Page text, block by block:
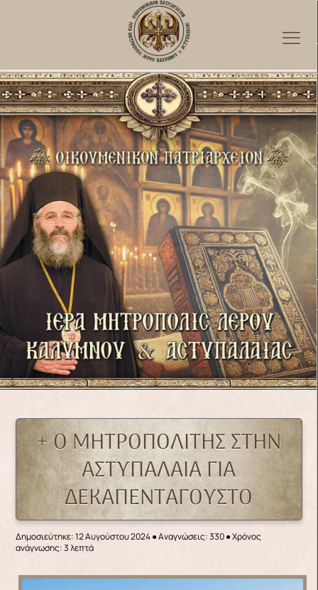
+ Ο ΜΗΤΡΟΠΟΛΙΤΗΣ ΣΤΗΝ
ΑΣΤΥΠΑΛΑΙΑ ΓΙΑ
ΔΕΚΑΠΕΝΤΑΓΟΥΣΤΟ
Δημοσιεύτηκε: 12 Αυγούστου 2024●Αναγνώσεις: 330● Χρόνος
ανάγνωσης: 3 λεπτά